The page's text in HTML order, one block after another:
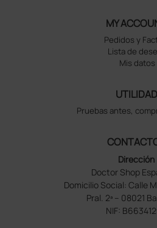
MY
Pedidos y
Lista de
Mis datos
UTILIDAD
Pruebas antes,
Dirección
Doctor Shop
Domicilio Social: Calle
Pral. 2ª – 08021
NIF: